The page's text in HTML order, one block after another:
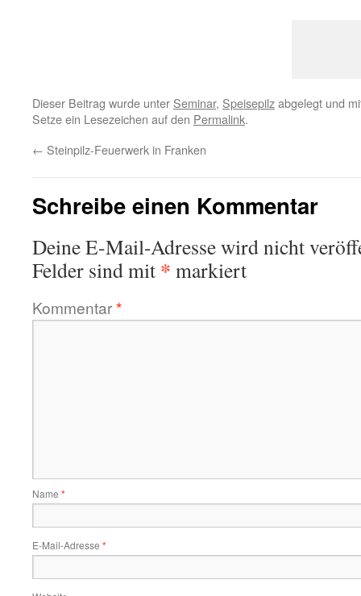
Dieser Beitrag wurde unter Seminar, Speisepilzabgelegt und
Setze ein Lesezeichen auf den Permalink.
← Steinpilz-Feuerwerk in Franken
Schreibe einen Kommentar
Deine E-Mail-Adresse wird nicht
Felder sind mit * markiert
Kommentar*
Name *
E-Mail-Adresse *